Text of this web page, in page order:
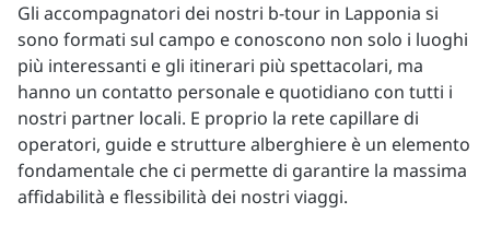
Gli accompagnatori dei nostri b-tour in Lapponia si
sono formati sul campo e conoscono non solo i luoghi
più interessanti e gli itinerari più spettacolari, ma
hanno un contatto personale e quotidiano con tutti i
nostri partner locali. E proprio la rete capillare di
operatori, guide e strutture alberghiere è un elemento
fondamentale che ci permette di garantire la massima
affidabilità e flessibilità dei nostri viaggi.